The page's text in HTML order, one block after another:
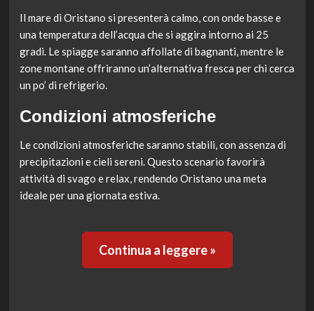
Il mare di Oristano si presenterà calmo, con onde basse e
una temperatura dell’acqua che si aggira intorno ai 25
gradi. Le spiagge saranno affollate di bagnanti, mentre le
zone montane offriranno un’alternativa fresca per chi cerca
un po’ di refrigerio.
Condizioni atmosferiche
Le condizioni atmosferiche saranno stabili, con assenza di
precipitazioni e cieli sereni. Questo scenario favorirà
attività di svago e relax, rendendo Oristano una meta
ideale per una giornata estiva.
Continua a leggere »